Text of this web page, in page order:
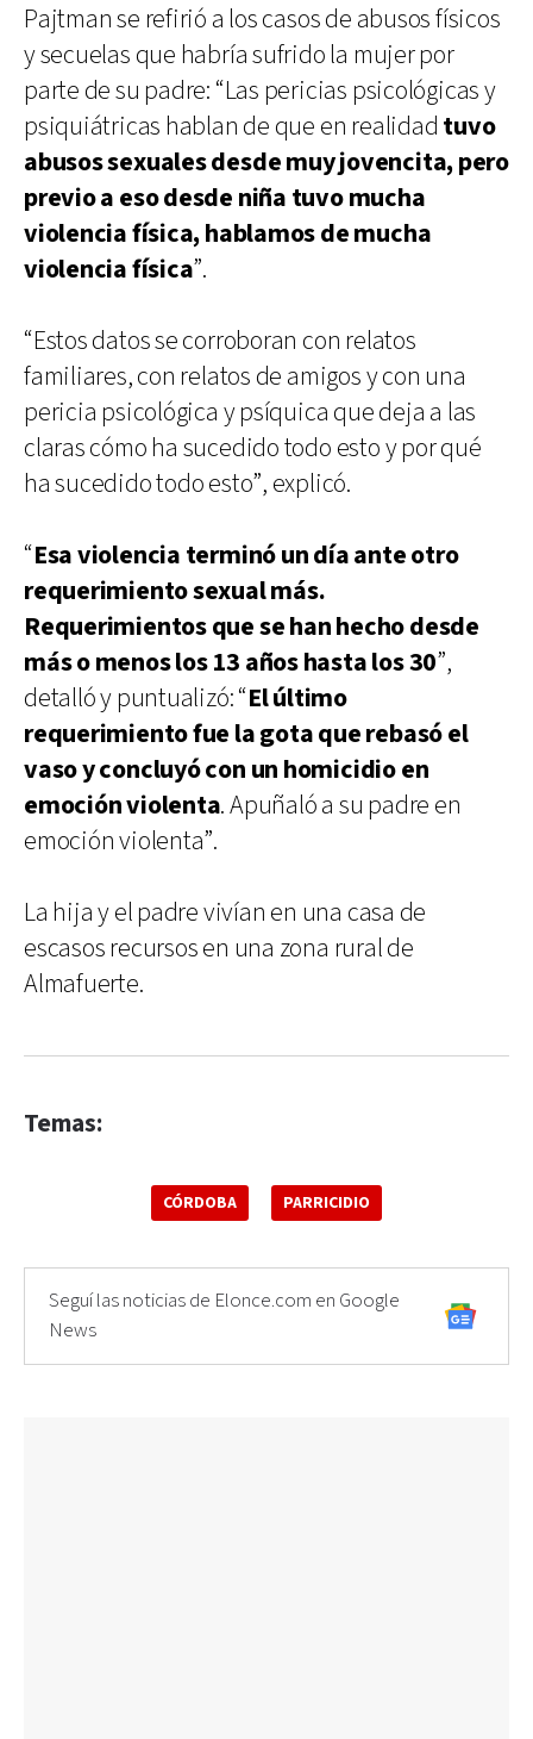
Pajtman se refirió a los casos de abusos físicos
y secuelas que habría sufrido la mujer por
parte de su padre: “Las pericias psicológicas y
psiquiátricas hablan de que en realidad tuvo
abusos sexuales desde muy jovencita, pero
previo a eso desde niña tuvo mucha
violencia física, hablamos de mucha
violencia física”.
“Estos datos se corroboran con relatos
familiares, con relatos de amigos y con una
pericia psicológica y psíquica que deja a las
claras cómo ha sucedido todo esto y por qué
ha sucedido todo esto”, explicó.
“Esa violencia terminó un día ante otro
requerimiento sexual más.
Requerimientos que se han hecho desde
más o menos los 13 años hasta los 30”,
detalló y puntualizó: “El último
requerimiento fue la gota que rebasó el
vaso y concluyó con un homicidio en
emoción violenta. Apuñaló a su padre en
emoción violenta”.
La hija y el padre vivían en una casa de
escasos recursos en una zona rural de
Almafuerte.
Temas:
CÓRDOBA PARRICIDIO
Seguí las noticias de Elonce.com en Google
News